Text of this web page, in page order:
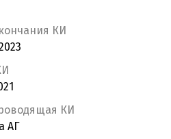
КИ
КИ
АГ